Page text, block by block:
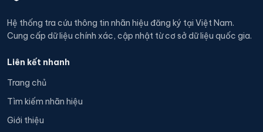
Hệ thống tra cứu thông tin nhãn hiệu đăng ký tại Việt Nam.
Cung cấp dữ liệu chính xác, cập nhật từ cơ sở dữ liệu quốc gia.
Liên kết nhanh
Trang chủ
Tìm kiếm nhãn hiệu
Giới thiệu